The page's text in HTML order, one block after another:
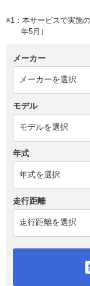
※1：本サービスで実施
年5月）
メーカー
モデル
年式
走行距離